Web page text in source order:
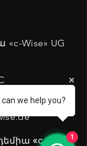
Wise» UG
«c-Wise»
can we help you?
1